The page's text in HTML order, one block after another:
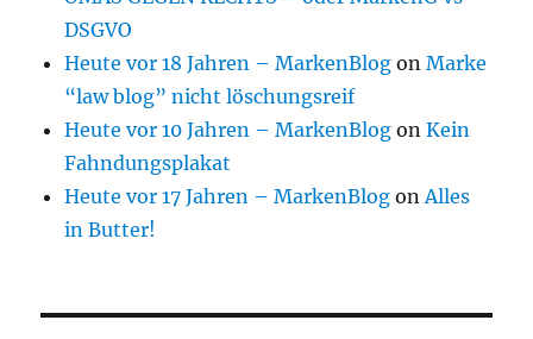
DSGVO
Heute vor 18 Jahren – MarkenBlog onMarke
“law blog” nicht löschungsreif
Heute vor 10 Jahren – MarkenBlog onKein
Fahndungsplakat
Heute vor 17 Jahren – MarkenBlog onAlles
in Butter!